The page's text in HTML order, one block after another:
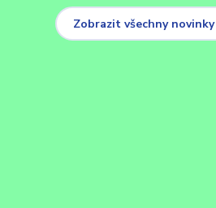
Zobrazit všechny novinky